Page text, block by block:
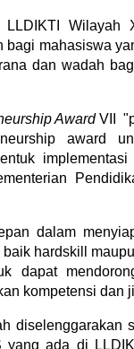
Wilayah
mahasiswa
dan wadah
AwardVII
award
implementasi
terian
dalam
hardskill
dapat
kompetensi dan
diselenggarakan
yang ada di